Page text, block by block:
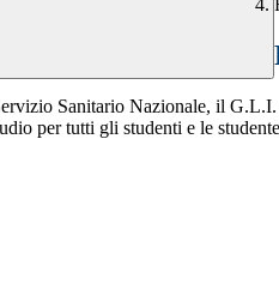
Sanitario Nazionale, il
per tutti gli studenti e le